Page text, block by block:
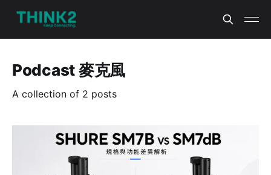
Podcast 麥克風
A collection of 2 posts